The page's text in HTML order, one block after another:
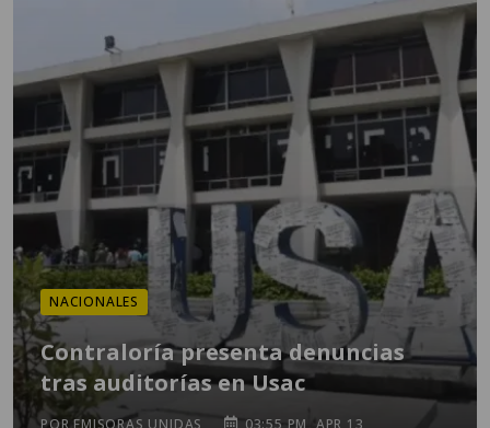
NACIONALES
Contraloría presenta denuncias
tras auditorías en Usac
POR EMISORAS UNIDAS 03:55 PM, APR 13